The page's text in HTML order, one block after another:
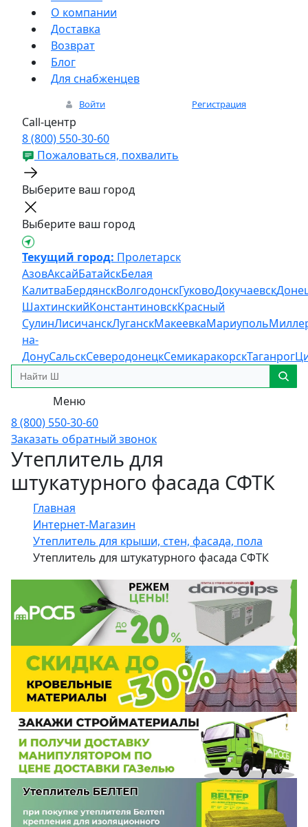
О компании
Доставка
Возврат
Блог
Для снабженцев
Войти Регистрация
Call-центр
8 (800) 550-30-60
Пожаловаться, похвалить
Выберите ваш город
Выберите ваш город
Текущий город: Пролетарск
АзовАксайБатайскБелая
КалитваБердянскВолгодонскГуковоДокучаевск
ШахтинскийКонстантиновскКрасный
СулинЛисичанскЛуганскМакеевкаМариуполь
на-
ДонуСальскСеверодонецкСемикаракорскТаганрог
Меню
8 (800) 550-30-60
Заказать обратный звонок
Утеплитель для
штукатурного фасада СФТК
Главная
Интернет-Магазин
Утеплитель для крыши, стен, фасада, пола
Утеплитель для штукатурного фасада СФТК